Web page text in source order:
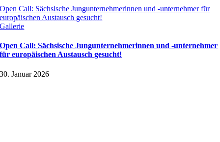
Open Call: Sächsische Jungunternehmerinnen und -unternehmer für
europäischen Austausch gesucht!
Gallerie
Open Call: Sächsische Jungunternehmerinnen und -unternehmer
für europäischen Austausch gesucht!
30. Januar 2026